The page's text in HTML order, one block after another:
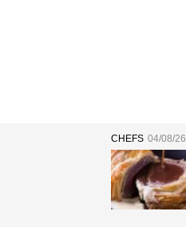
CHEFS 04/08/26